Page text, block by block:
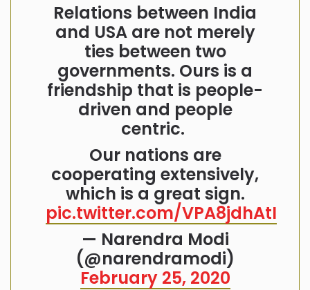
Relations between India
and USA are not merely
ties between two
governments. Ours is a
friendship that is people-
driven and people
centric.
Our nations are
cooperating extensively,
which is a great sign.
pic.twitter.com/VPA8jdhAtI
— Narendra Modi
(@narendramodi)
February 25, 2020